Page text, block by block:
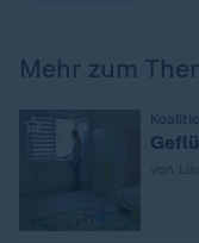
Mehr zum